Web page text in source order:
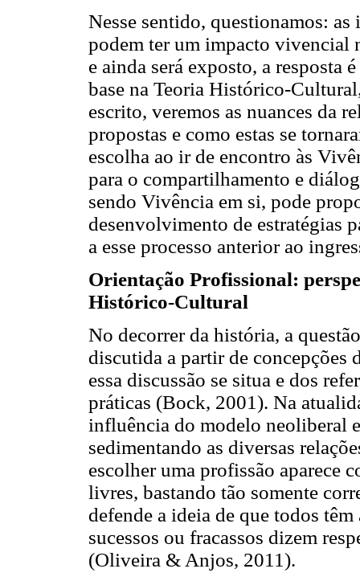
Nesse sentido, questionamos:
podem ter um impacto vivencial
e ainda será exposto, a resposta
base na Teoria Histórico-
escrito, veremos as nuances da
propostas e como estas se
escolha ao ir de encontro às
para o compartilhamento e
sendo Vivência em si, pode
desenvolvimento de estratégias
a esse processo anterior ao
Orientação Profissional:
Histórico-Cultural
No decorrer da história, a
discutida a partir de concepções
essa discussão se situa e dos
práticas (Bock, 2001). Na
influência do modelo neoliberal
sedimentando as diversas
escolher uma profissão aparece
livres, bastando tão somente
defende a ideia de que todos
sucessos ou fracassos dizem
(Oliveira & Anjos, 2011).